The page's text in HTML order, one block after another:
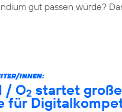
gut passen würde?
INNEN:
/ O2 startet große